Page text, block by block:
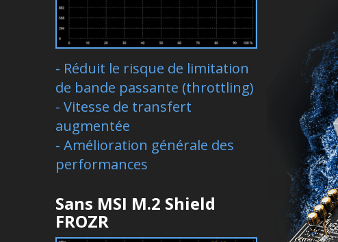
- Réduit le risque de limitation
de bande passante (throttling)
- Vitesse de transfert
augmentée
- Amélioration générale des
performances
Sans MSI M.2 Shield
FROZR